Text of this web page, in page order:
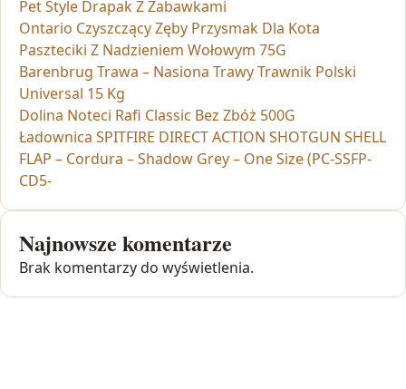
Pet Style Drapak Z Zabawkami
Ontario Czyszczący Zęby Przysmak Dla Kota
Paszteciki Z Nadzieniem Wołowym 75G
Barenbrug Trawa – Nasiona Trawy Trawnik Polski
Universal 15 Kg
Dolina Noteci Rafi Classic Bez Zbóż 500G
Ładownica SPITFIRE DIRECT ACTION SHOTGUN SHELL
FLAP – Cordura – Shadow Grey – One Size (PC-SSFP-
CD5-
Najnowsze komentarze
Brak komentarzy do wyświetlenia.